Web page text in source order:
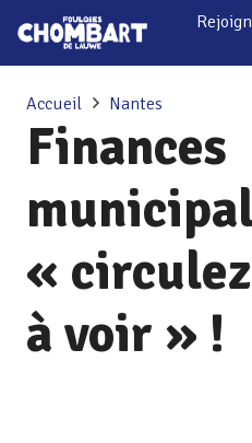
Accueil Nantes
Finances
«
à voir » !